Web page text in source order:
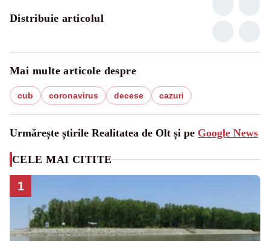
Distribuie articolul
Mai multe articole despre
cub coronavirus decese cazuri
Urmărește știrile Realitatea de Olt și pe Google News
CELE MAI CITITE
1